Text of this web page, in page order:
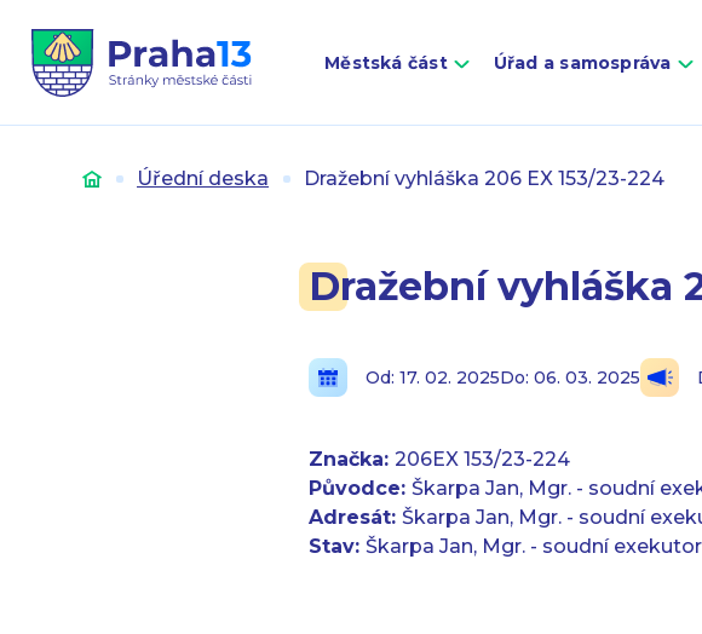
Městská část Úřad a samospráva
Úvod Úřední deska Dražební vyhláška 206 EX 153/23-224
Dražební vyhláška
Od: 17. 02. 2025Do: 06. 03. 2025
Značka:206EX 153/23-224
Původce:Škarpa Jan, Mgr. - soudní
Adresát:Škarpa Jan, Mgr. - soudní
Stav:Škarpa Jan, Mgr. - soudní